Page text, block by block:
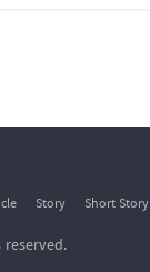
Story Short Story